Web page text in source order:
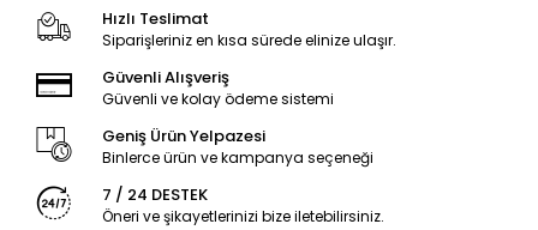
Hızlı Teslimat
Siparişleriniz en kısa sürede elinize ulaşır.
Güvenli Alışveriş
Güvenli ve kolay ödeme sistemi
Geniş Ürün Yelpazesi
Binlerce ürün ve kampanya seçeneği
7 / 24 DESTEK
Öneri ve şikayetlerinizi bize iletebilirsiniz.